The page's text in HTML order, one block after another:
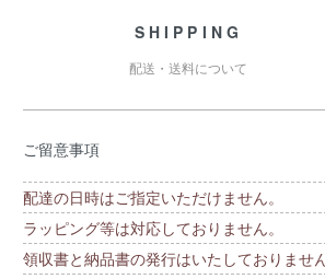
SHIPPING
配送・送料について
ご留意事項
配達の日時はご指定いただけません。
ラッピング等は対応しておりません。
領収書と納品書の発行はいたしておりません